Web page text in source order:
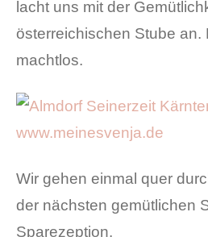
lacht uns mit der
österreichischen Stube an.
machtlos.
Wir gehen einmal quer
der nächsten gemütlichen
Sparezeption.